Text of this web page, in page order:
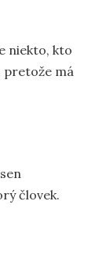
niekto, kto
pretože má
človek.